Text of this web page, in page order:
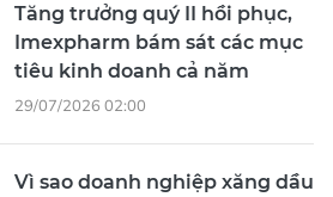
Tăng trưởng quý II hồi phục,
Imexpharm bám sát các mục
tiêu kinh doanh cả năm
29/07/2026 02:00
Vì sao doanh nghiệp xăng dầu